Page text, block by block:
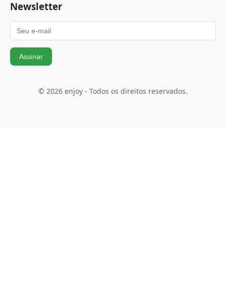
Newsletter
Assinar
© 2026 enjoy - Todos os direitos reservados.